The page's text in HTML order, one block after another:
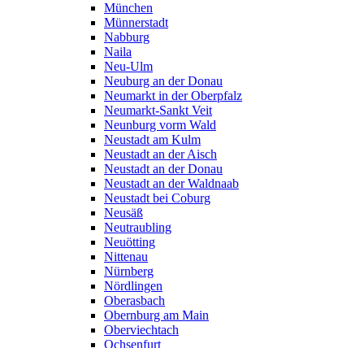
München
Münnerstadt
Nabburg
Naila
Neu-Ulm
Neuburg an der Donau
Neumarkt in der Oberpfalz
Neumarkt-Sankt Veit
Neunburg vorm Wald
Neustadt am Kulm
Neustadt an der Aisch
Neustadt an der Donau
Neustadt an der Waldnaab
Neustadt bei Coburg
Neusäß
Neutraubling
Neuötting
Nittenau
Nürnberg
Nördlingen
Oberasbach
Obernburg am Main
Oberviechtach
Ochsenfurt